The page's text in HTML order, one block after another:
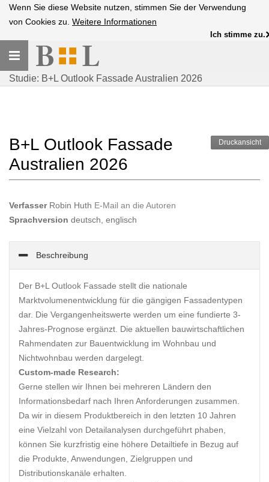
Wenn Sie diese Website nutzen, stimmen Sie der Verwendung
von Cookies zu. Weitere Informationen
Ich stimme zu.
Toggle
navigation
Studie: B+L Outlook Fassade Australien 2026
Druckansicht
B+L Outlook Fassade
Australien 2026
VerfasserRobin Huth E-Mail an die Autoren
Sprachversion deutsch, englisch
Beschreibung
Der B+L Outlook Fassade stellt die nationale
Marktvolumenentwicklung für die gängigen Fassadentypen
dar. Die Vergangenheitswerte werden um eine fundierte 3-
Jahres-Prognose ergänzt. Die aktuellen bauwirtschaftlichen
Rahmendaten zur Bauentwicklung im Wohnbau und
Nichtwohnbau werden dargelegt.
Custom-made Research:
Gerne stellen wir Ihnen bei mehreren Ländern den
Informationsbedarf nach Ihren Anforderungen zusammen.
Da wir in diesem Produktbereich in den letzten 10 Jahren
eine Vielzahl von Detailanalysen durchgeführt phaben,
können Sie kurzfristig eine höhere Detailtiefe in Bezug auf
die Produkte, Anwendungen, Zielgruppen und
Distributionskanäle erhalten.